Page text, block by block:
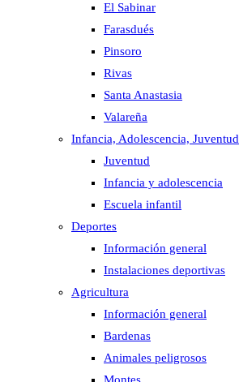
El Sabinar
Farasdués
Pinsoro
Rivas
Santa Anastasia
Valareña
Infancia, Adolescencia, Juventud
Juventud
Infancia y adolescencia
Escuela infantil
Deportes
Información general
Instalaciones deportivas
Agricultura
Información general
Bardenas
Animales peligrosos